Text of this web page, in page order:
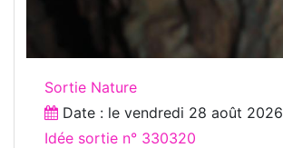
Sortie Nature
Date : le vendredi 28 août 2026
Idée sortie n° 330320